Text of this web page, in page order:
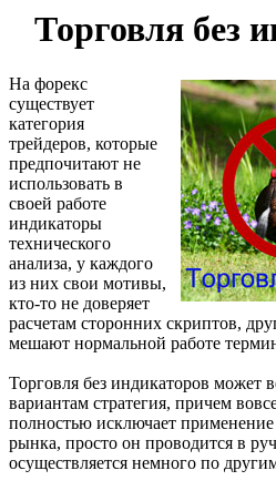
Торговля без
На форекс
существует
категория
трейдеров, которые
предпочитают не
использовать в
своей работе
индикаторы
технического
анализа, у каждого
из них свои мотивы,
кто-то не доверяет
расчетам сторонних скриптов,
мешают нормальной работе
Торговля без индикаторов может
вариантам стратегия, причем
полностью исключает применение
рынка, просто он проводится в
осуществляется немного по